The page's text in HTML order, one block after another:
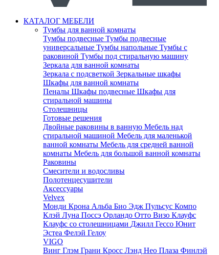
КАТАЛОГ МЕБЕЛИ
Тумбы для ванной комнаты
Тумбы подвесные Тумбы подвесные
универсальные Тумбы напольные Тумбы с
раковиной Тумбы под стиральную машину
Зеркала для ванной комнаты
Зеркала с подсветкой Зеркальные шкафы
Шкафы для ванной комнаты
Пеналы Шкафы подвесные Шкафы для
стиральной машины
Столешницы
Готовые решения
Двойные раковины в ванную Мебель над
стиральной машиной Мебель для маленькой
ванной комнаты Мебель для средней ванной
комнаты Мебель для большой ванной комнаты
Раковины
Смесители и водосливы
Полотенцесушители
Аксессуары
Velvex
Монди Крона Альба Био Эдж Пульсус Компо
Клэй Луна Поссэ Орландо Отто Визо Клауфс
Клауфс со столешницами Джилл Гессо Юнит
Эстеа Фелэй Гелоу
VIGO
Винг Глэм Грани Кросс Лэнд Нео Плаза Финлэй